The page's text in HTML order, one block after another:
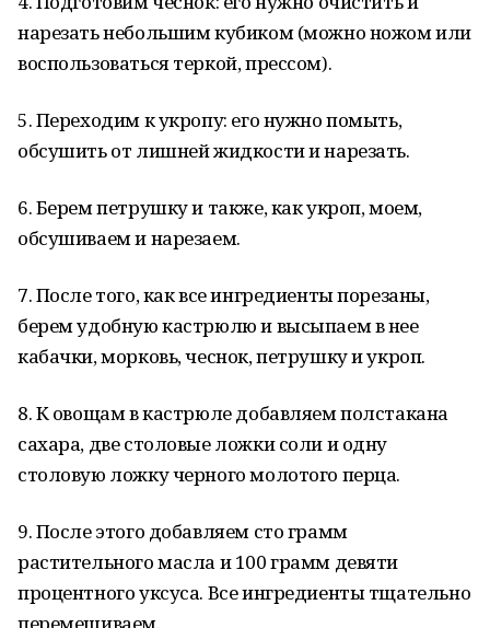
нарезать небольшим кубиком (можно ножом или
воспользоваться теркой, прессом).
5. Переходим к укропу: его нужно помыть,
обсушить от лишней жидкости и нарезать.
6. Берем петрушку и также, как укроп, моем,
обсушиваем и нарезаем.
7. После того, как все ингредиенты порезаны,
берем удобную кастрюлю и высыпаем в нее
кабачки, морковь, чеснок, петрушку и укроп.
8. К овощам в кастрюле добавляем полстакана
сахара, две столовые ложки соли и одну
столовую ложку черного молотого перца.
9. После этого добавляем сто грамм
растительного масла и 100 грамм девяти
процентного уксуса. Все ингредиенты тщательно